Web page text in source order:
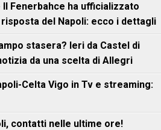
Il Fenerbahce ha ufficializzato
del Napoli: ecco i dettagli
stasera? Ieri da Castel di
da una scelta di Allegri
Celta Vigo in Tv e streaming:
contatti nelle ultime ore!